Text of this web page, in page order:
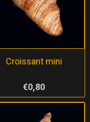
Croissant mini
€0,80